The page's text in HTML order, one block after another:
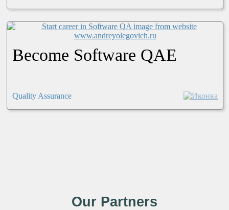
Become Software QAE
Quality Assurance
Our Partners